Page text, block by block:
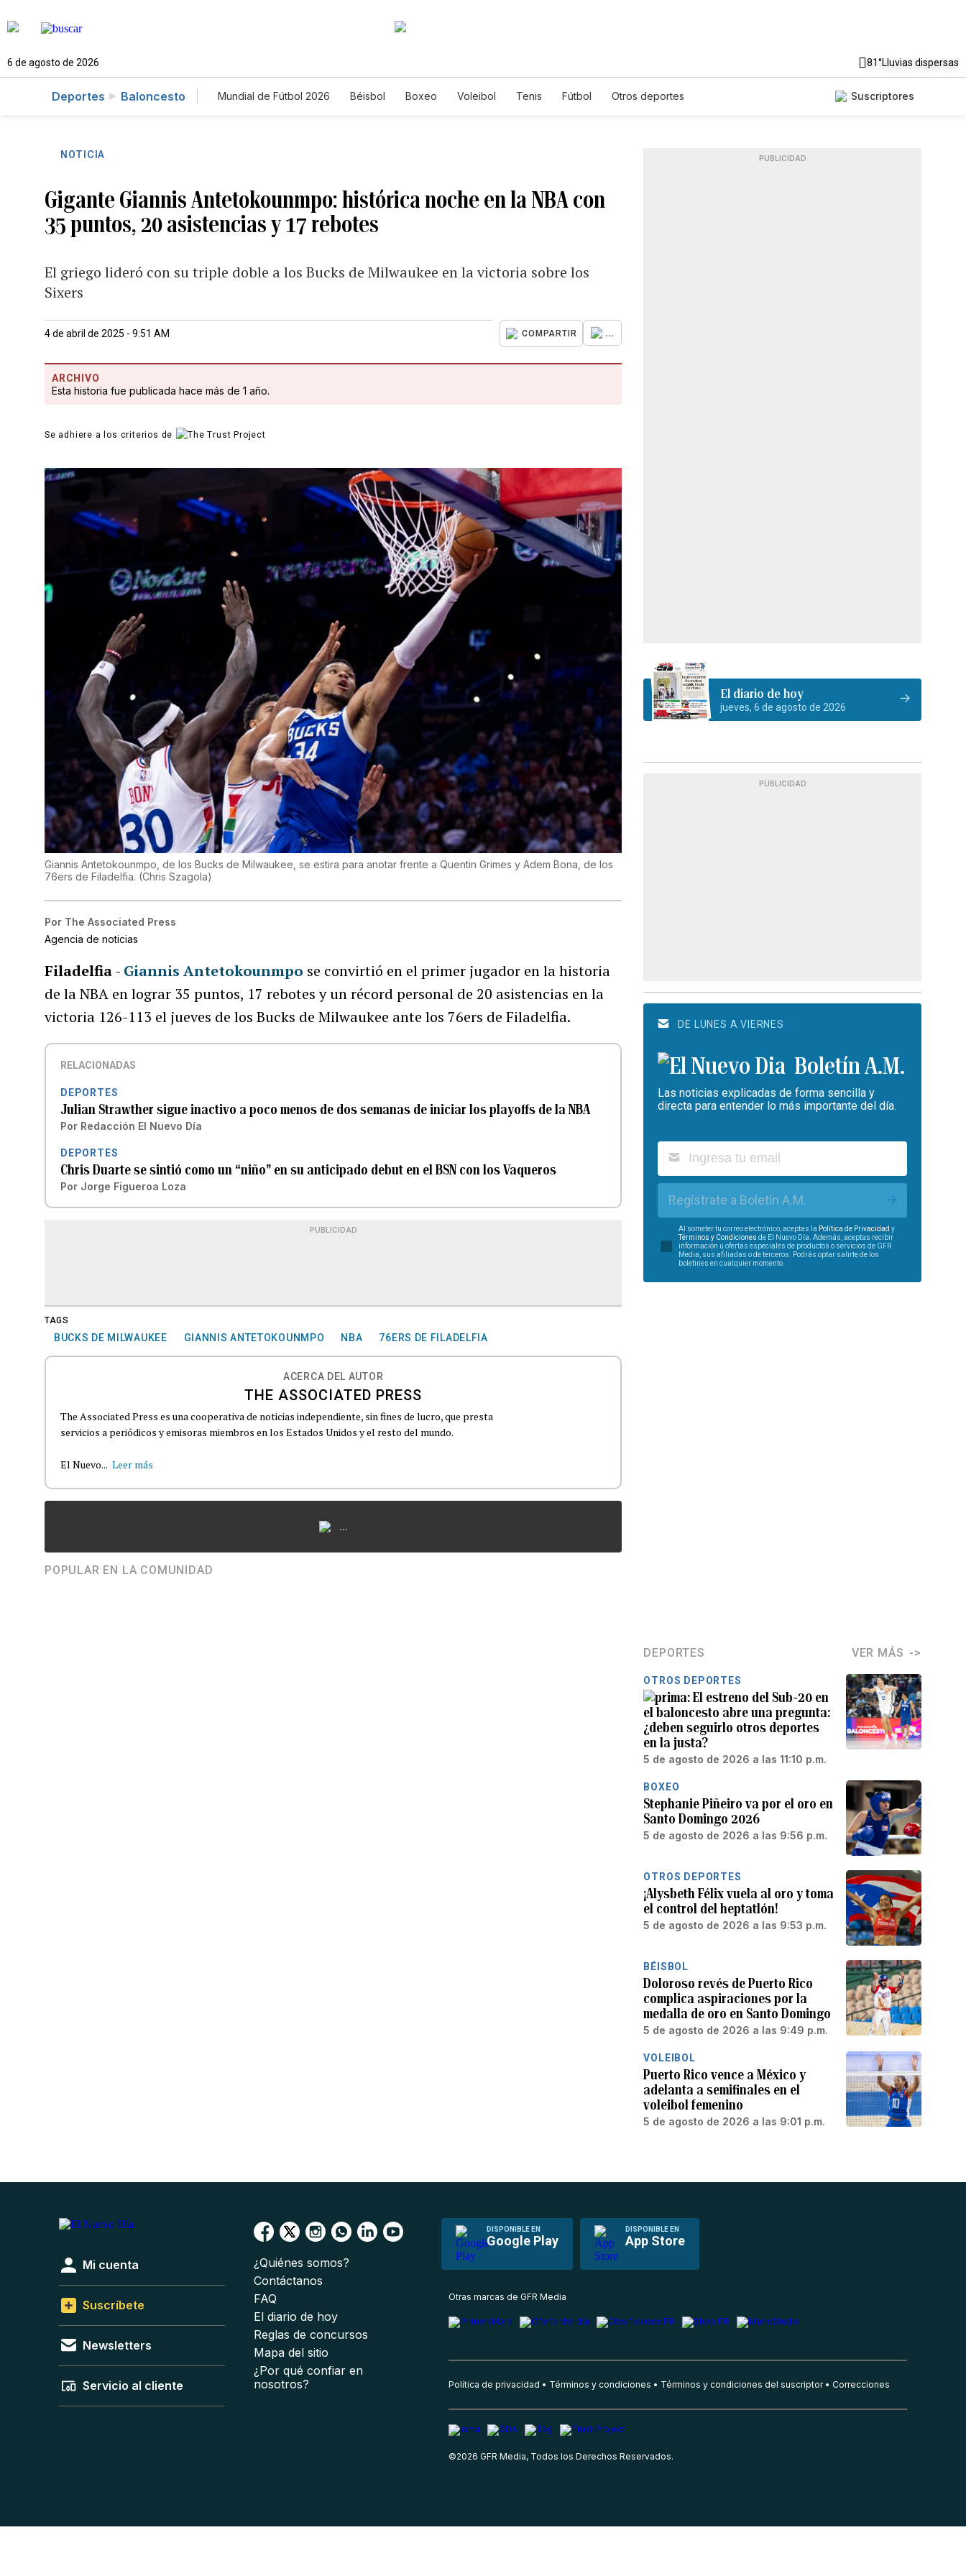
6 de agosto de 2026 81°Lluvias dispersas
Deportes Baloncesto Mundial de Fútbol 2026 Béisbol Boxeo Voleibol Tenis Fútbol Otros deportes Suscriptores
NOTICIA
Gigante Giannis Antetokounmpo: histórica noche en la NBA con
35 puntos, 20 asistencias y 17 rebotes
El griego lideró con su triple doble a los Bucks de Milwaukee en la victoria sobre los
Sixers
4 de abril de 2025 - 9:51 AM COMPARTIR ...
ARCHIVO
Esta historia fue publicada hace más de 1 año.
Se adhiere a los criterios de
Giannis Antetokounmpo, de los Bucks de Milwaukee, se estira para anotar frente a Quentin Grimes y Adem Bona, de los
76ers de Filadelfia. (Chris Szagola)
Por The Associated Press
Agencia de noticias
Filadelfia- Giannis Antetokounmpo se convirtió en el primer jugador en la historia
de la NBA en lograr 35 puntos, 17 rebotes y un récord personal de 20 asistencias en la
victoria 126-113 el jueves de los Bucks de Milwaukee ante los 76ers de Filadelfia.
RELACIONADAS
DEPORTES
Julian Strawther sigue inactivo a poco menos de dos semanas de iniciar los playoffs de la NBA
Por Redacción El Nuevo Día
DEPORTES
Chris Duarte se sintió como un “niño” en su anticipado debut en el BSN con los Vaqueros
Por Jorge Figueroa Loza
PUBLICIDAD
TAGS
BUCKS DE MILWAUKEE GIANNIS ANTETOKOUNMPO NBA 76ERS DE FILADELFIA
ACERCA DEL AUTOR
THE ASSOCIATED PRESS
The Associated Press es una cooperativa de noticias independiente, sin fines de lucro, que presta
servicios a periódicos y emisoras miembros en los Estados Unidos y el resto del mundo.
El Nuevo... Leer más
...
POPULAR EN LA COMUNIDAD
PUBLICIDAD
El diario de hoy
jueves, 6 de agosto de 2026
PUBLICIDAD
DE LUNES A VIERNES
Boletín A.M.
Las noticias explicadas de forma sencilla y
directa para entender lo más importante del día.
Regístrate a Boletín A.M.
Al someter tu correo electrónico, aceptas la Política de Privacidad y
Términos y Condiciones de El Nuevo Día. Además, aceptas recibir
información u ofertas especiales de productos o servicios de GFR
Media, sus afiliadas o de terceros. Podrás optar salirte de los
boletines en cualquier momento.
DEPORTES VER MÁS
OTROS DEPORTES
El estreno del Sub-20 en
el baloncesto abre una pregunta:
¿deben seguirlo otros deportes
en la justa?
5 de agosto de 2026 a las 11:10 p.m.
BOXEO
Stephanie Piñeiro va por el oro en
Santo Domingo 2026
5 de agosto de 2026 a las 9:56 p.m.
OTROS DEPORTES
¡Alysbeth Félix vuela al oro y toma
el control del heptatlón!
5 de agosto de 2026 a las 9:53 p.m.
BÉISBOL
Doloroso revés de Puerto Rico
complica aspiraciones por la
medalla de oro en Santo Domingo
5 de agosto de 2026 a las 9:49 p.m.
VOLEIBOL
Puerto Rico vence a México y
adelanta a semifinales en el
voleibol femenino
5 de agosto de 2026 a las 9:01 p.m.
DISPONIBLE EN
Google Play
DISPONIBLE EN
App Store
Mi cuenta
Suscríbete
Newsletters
Servicio al cliente
¿Quiénes somos?
Contáctanos
FAQ
El diario de hoy
Reglas de concursos
Mapa del sitio
¿Por qué confiar en
nosotros?
Otras marcas de GFR Media
Política de privacidad Términos y condiciones Términos y condiciones del suscriptor Correcciones
©2026 GFR Media, Todos los Derechos Reservados.